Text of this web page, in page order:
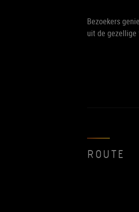
Bezoekers
uit de gezellige
ROUTE